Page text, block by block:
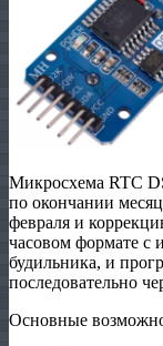
Микросхема RTC
по окончании
февраля и
часовом формате с
будильника, и
последовательно
Основные